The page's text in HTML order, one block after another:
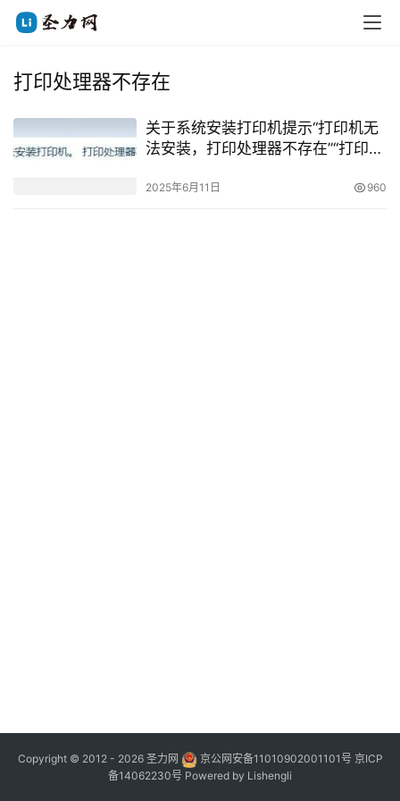
打印处理器不存在
关于系统安装打印机提示“打印机无
法安装，打印处理器不存在”“打印机
方法！
2025年6月11日 960
Copyright © 2012 - 2026 圣力网 京公网安备11010902001101号 京ICP
备14062230号 Powered by Lishengli